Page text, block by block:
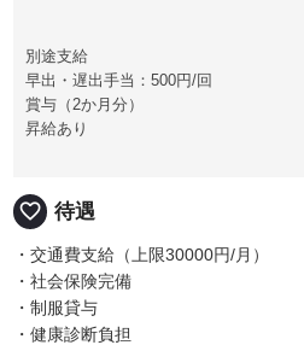
別途支給
早出・遅出手当：500円/回
賞与（2か月分）
昇給あり
favorite_border 待遇
・交通費支給（上限30000円/月）
・社会保険完備
・制服貸与
・健康診断負担